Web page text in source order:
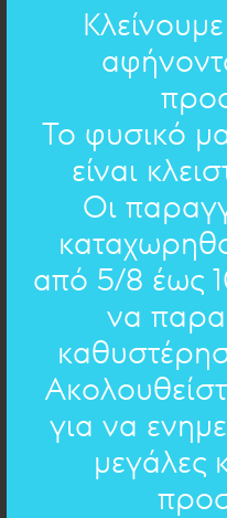
SPECIAL OCCASIONS -
ΔΕΣΜΟΣ ΜΠΡΟΥΝΤΖΟΣ!!
54.00€ 38€
Το φυσικό
είναι
Οι
από 5/8 έως
να
για να
μεγάλες